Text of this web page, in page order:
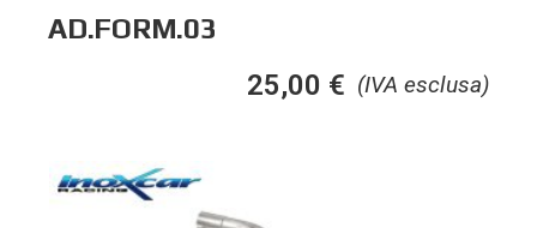
AD.FORM.03
(IVA esclusa)
25,00 €